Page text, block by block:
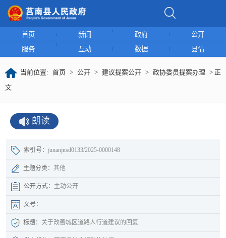
首页 新闻 政府
公开
服务
互动 数据 县情
当前位置: 首页 > 公开 > 建议提案公开 > 政协委员提案办理 > 正
文
朗读
索引号： junanjnsd0133/2025-0000148
主题分类： 其他
公开方式： 主动公开
文号：
标题： 关于改善城区道路人行道建议的回复